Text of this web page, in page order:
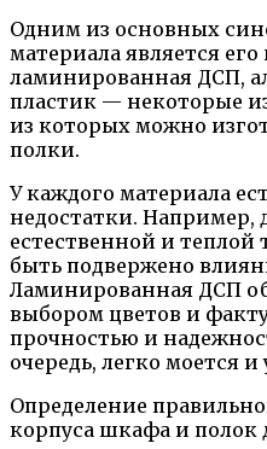
Одним из основных
материала является
ламинированная ДСП,
пластик — некоторые
из которых можно
полки.
У каждого материала
недостатки. Например,
естественной и теплой
быть подвержено
Ламинированная ДСП
выбором цветов и
прочностью и
очередь, легко моется и
Определение
корпуса шкафа и полок